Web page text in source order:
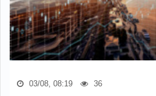
03/08, 08:19 36